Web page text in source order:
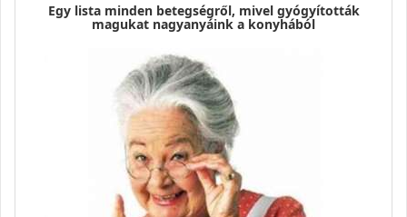
Egy lista minden betegségről, mivel gyógyították
magukat nagyanyáink a konyhából